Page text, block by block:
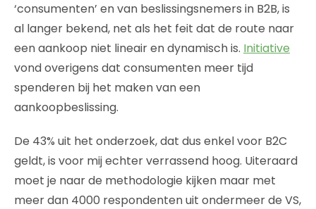
‘consumenten’ en van beslissingsnemers in B2B, is
al langer bekend, net als het feit dat de route naar
een aankoop niet lineair en dynamisch is. Initiative
vond overigens dat consumenten meer tijd
spenderen bij het maken van een
aankoopbeslissing.
De 43% uit het onderzoek, dat dus enkel voor B2C
geldt, is voor mij echter verrassend hoog. Uiteraard
moet je naar de methodologie kijken maar met
meer dan 4000 respondenten uit ondermeer de VS,